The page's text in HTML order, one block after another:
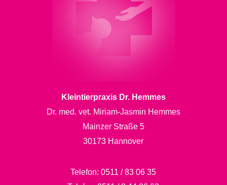
Kleintierpraxis Dr. Hemmes
Dr. med. vet. Miriam-Jasmin Hemmes
Mainzer Straße 5
30173 Hannover
Telefon:0511 / 83 06 35